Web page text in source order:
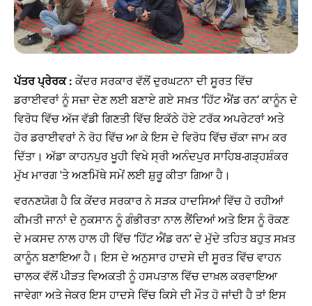
ਪੱਤਰ ਪ੍ਰੇਰਕ :ਕੇਂਦਰ ਸਰਕਾਰ ਵੱਲੋਂ ਦੁਰਘਟਨਾ ਦੀ ਸੂਰਤ ਵਿੱਚ
ਡਰਾਈਵਰਾਂ ਨੂੰ ਸਜ਼ਾ ਦੇਣ ਲਈ ਬਣਾਏ ਗਏ ਸਖ਼ਤ ‘ਹਿੱਟ ਐਂਡ ਰਨ’ ਕਾਨੂੰਨ ਦੇ
ਵਿਰੋਧ ਵਿੱਚ ਅੱਜ ਵੱਡੀ ਗਿਣਤੀ ਵਿੱਚ ਇਕੱਠੇ ਹੋਏ ਟਰੱਕ ਅਪਰੇਟਰਾਂ ਅਤੇ
ਹੋਰ ਡਰਾਈਵਰਾਂ ਨੇ ਰੋਹ ਵਿੱਚ ਆ ਕੇ ਇਸ ਦੇ ਵਿਰੋਧ ਵਿੱਚ ਚੱਕਾ ਜਾਮ ਕਰ
ਦਿੱਤਾ। ਅੱਡਾ ਕਾਹਨਪੁਰ ਖੂਹੀ ਵਿਖੇ ਸ੍ਰੀ ਅਨੰਦਪੁਰ ਸਾਹਿਬ-ਗੜ੍ਹਸ਼ੰਕਰ
ਮੁੱਖ ਮਾਰਗ 'ਤੇ ਅਣਮਿੱਥੇ ਸਮੇਂ ਲਈ ਸ਼ੁਰੂ ਕੀਤਾ ਗਿਆ ਹੈ।
ਵਰਨਣਯੋਗ ਹੈ ਕਿ ਕੇਂਦਰ ਸਰਕਾਰ ਨੇ ਸੜਕ ਹਾਦਸਿਆਂ ਵਿੱਚ ਹੋ ਰਹੀਆਂ
ਕੀਮਤੀ ਜਾਨਾਂ ਦੇ ਨੁਕਸਾਨ ਨੂੰ ਗੰਭੀਰਤਾ ਨਾਲ ਲੈਂਦਿਆਂ ਅਤੇ ਇਸ ਨੂੰ ਰੋਕਣ
ਦੇ ਮਕਸਦ ਨਾਲ ਹਾਲ ਹੀ ਵਿੱਚ ‘ਹਿੱਟ ਐਂਡ ਰਨ’ ਦੇ ਮੁੱਦੇ ਤਹਿਤ ਬਹੁਤ ਸਖ਼ਤ
ਕਾਨੂੰਨ ਬਣਾਇਆ ਹੈ। ਇਸ ਦੇ ਅਨੁਸਾਰ ਹਾਦਸੇ ਦੀ ਸੂਰਤ ਵਿੱਚ ਵਾਹਨ
ਚਾਲਕ ਵੱਲੋਂ ਪੀੜਤ ਵਿਅਕਤੀ ਨੂੰ ਹਸਪਤਾਲ ਵਿੱਚ ਦਾਖ਼ਲ ਕਰਵਾਇਆ
ਜਾਵੇਗਾ ਅਤੇ ਜੇਕਰ ਇਸ ਹਾਦਸੇ ਵਿੱਚ ਕਿਸੇ ਦੀ ਮੌਤ ਹੋ ਜਾਂਦੀ ਹੈ ਤਾਂ ਇਸ